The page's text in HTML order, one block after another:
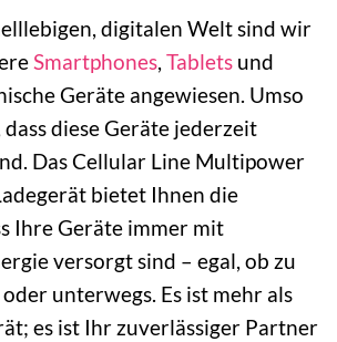
digitalen Welt sind wir
Smartphones, Tablets und
Geräte angewiesen. Umso
diese Geräte jederzeit
Das Cellular Line Multipower
bietet Ihnen die
Ihre Geräte immer mit
versorgt sind – egal, ob zu
unterwegs. Es ist mehr als
es ist Ihr zuverlässiger Partner